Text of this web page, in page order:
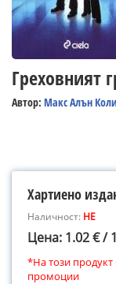
Греховният
Автор: Макс Алън
Хартиено
Наличност: НЕ
Цена: 1.02 € /
*На този продукт
промоции